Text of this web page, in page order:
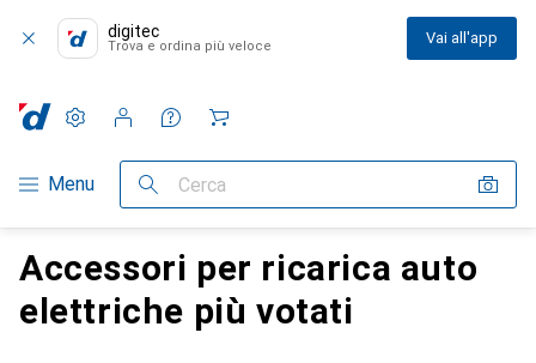
digitec
Trova e ordina più veloce Vai all'app
Categoria Navigazione
Menu Cerca
Impostazioni
Conto cliente
Liste di confronto
Liste dei desideri
Carrello
Accessori per ricarica auto
elettriche più votati